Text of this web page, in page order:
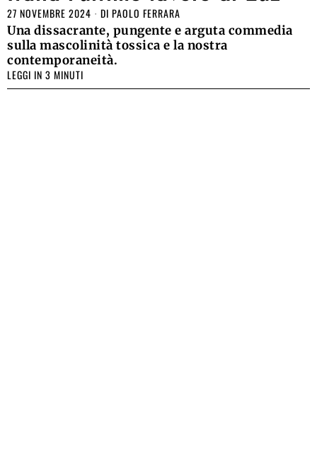
27 NOVEMBRE 2024 DI PAOLO FERRARA
Una dissacrante, pungente e arguta commedia
sulla mascolinità tossica e la nostra
contemporaneità.
LEGGI IN 3 MINUTI